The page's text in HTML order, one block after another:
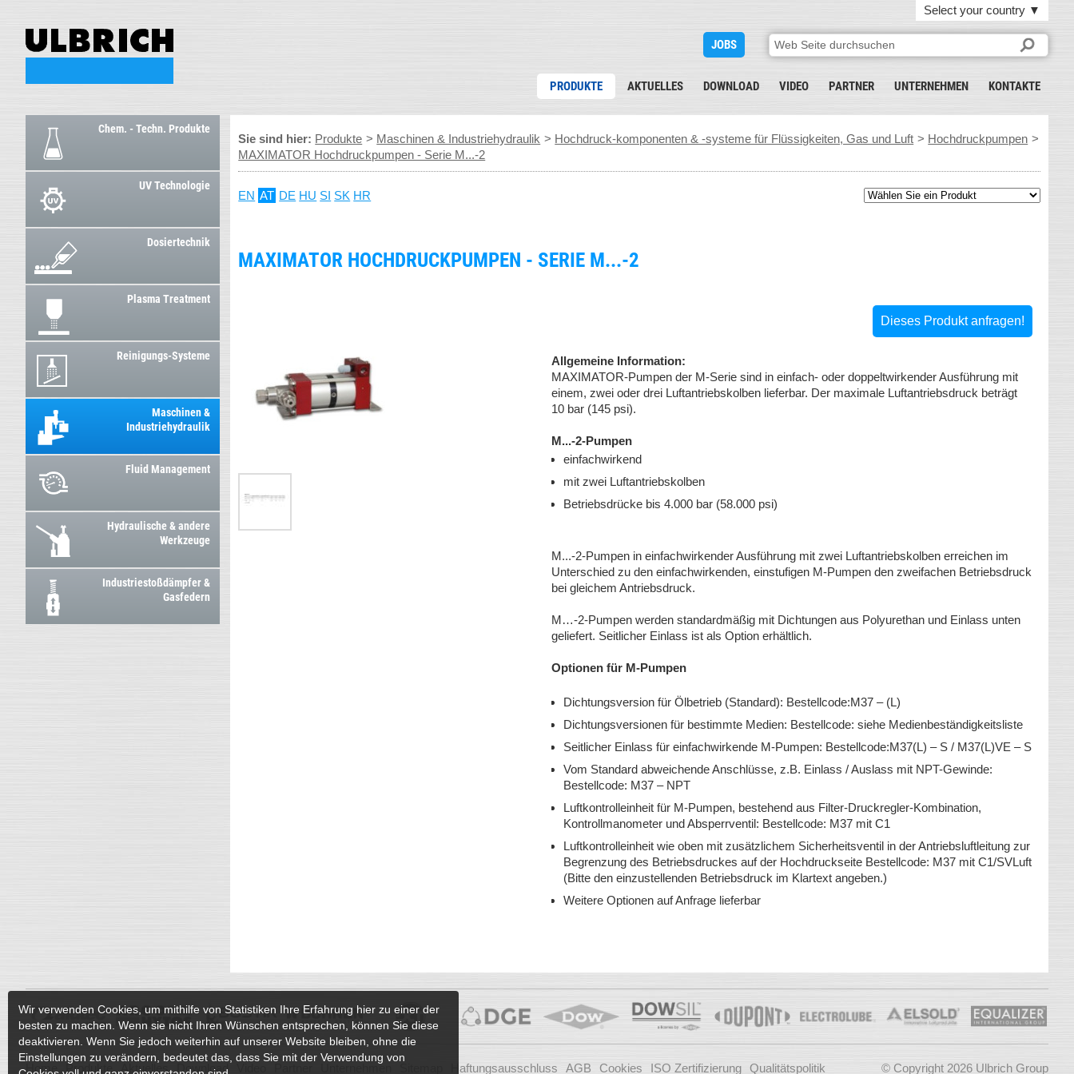
Select your country ▼
JOBS
PRODUKTE AKTUELLES DOWNLOAD VIDEO PARTNER UNTERNEHMEN KONTAKTE
Chem. - Techn. Produkte
UV Technologie
Dosiertechnik
Plasma Treatment
Reinigungs-Systeme
Maschinen &
Industriehydraulik
Fluid Management
Hydraulische & andere
Werkzeuge
Industriestoßdämpfer &
Gasfedern
Sie sind hier: Produkte > Maschinen & Industriehydraulik > Hochdruck-komponenten & -systeme für Flüssigkeiten, Gas und Luft > Hochdruckpumpen >
MAXIMATOR Hochdruckpumpen - Serie M...-2
EN AT DE HU SI SK HR
MAXIMATOR HOCHDRUCKPUMPEN - SERIE M...-2
Dieses Produkt anfragen!
Allgemeine Information:
MAXIMATOR-Pumpen der M-Serie sind in einfach- oder doppeltwirkender Ausführung mit
einem, zwei oder drei Luftantriebskolben lieferbar. Der maximale Luftantriebsdruck beträgt
10 bar (145 psi).
M...-2-Pumpen
einfachwirkend
mit zwei Luftantriebskolben
Betriebsdrücke bis 4.000 bar (58.000 psi)
M...-2-Pumpen in einfachwirkender Ausführung mit zwei Luftantriebskolben erreichen im
Unterschied zu den einfachwirkenden, einstufigen M-Pumpen den zweifachen Betriebsdruck
bei gleichem Antriebsdruck.
M…-2-Pumpen werden standardmäßig mit Dichtungen aus Polyurethan und Einlass unten
geliefert. Seitlicher Einlass ist als Option erhältlich.
Optionen für M-Pumpen
Dichtungsversion für Ölbetrieb (Standard): Bestellcode:M37 – (L)
Dichtungsversionen für bestimmte Medien: Bestellcode: siehe Medienbeständigkeitsliste
Seitlicher Einlass für einfachwirkende M-Pumpen: Bestellcode:M37(L) – S / M37(L)VE – S
Vom Standard abweichende Anschlüsse, z.B. Einlass / Auslass mit NPT-Gewinde:
Bestellcode: M37 – NPT
Luftkontrolleinheit für M-Pumpen, bestehend aus Filter-Druckregler-Kombination,
Kontrollmanometer und Absperrventil: Bestellcode: M37 mit C1
Luftkontrolleinheit wie oben mit zusätzlichem Sicherheitsventil in der Antriebsluftleitung zur
Begrenzung des Betriebsdruckes auf der Hochdruckseite Bestellcode: M37 mit C1/SVLuft
(Bitte den einzustellenden Betriebsdruck im Klartext angeben.)
Weitere Optionen auf Anfrage lieferbar
© Copyright 2026 Ulbrich Group
Home Produkte Aktuelles Download Unternehmen Haftungsausschluss AGB Cookies ISO Zertifizierung Qualitätspolitik
Wir verwenden Cookies, um mithilfe von Statistiken Ihre Erfahrung hier zu einer der
besten zu machen. Wenn sie nicht Ihren Wünschen entsprechen, können Sie diese
deaktivieren. Wenn Sie jedoch weiterhin auf unserer Website bleiben, ohne die
Einstellungen zu verändern, bedeutet das, dass Sie mit der Verwendung von